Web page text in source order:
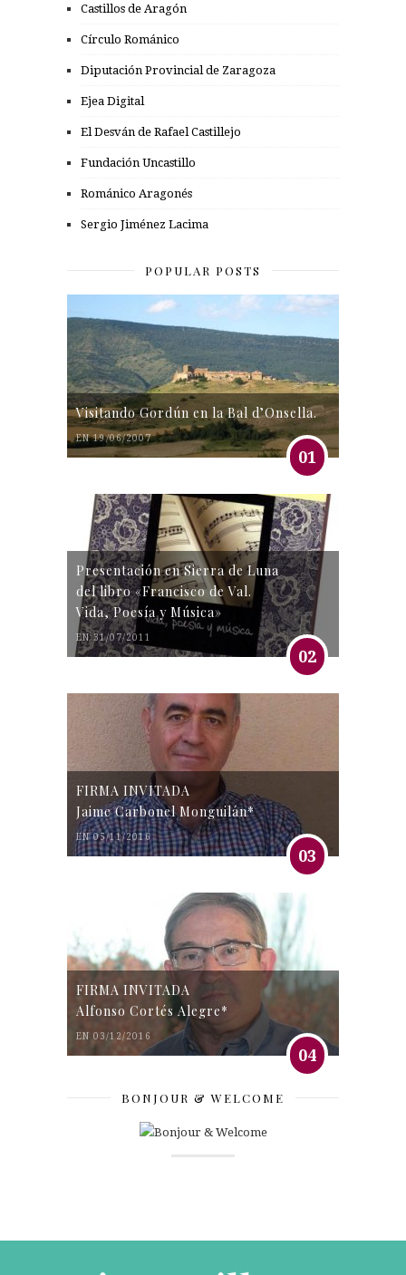
Castillos de Aragón
Círculo Románico
Diputación Provincial de Zaragoza
Ejea Digital
El Desván de Rafael Castillejo
Fundación Uncastillo
Románico Aragonés
Sergio Jiménez Lacima
POPULAR POSTS
Visitando Gordún en la Bal d’Onsella.
EN 19/06/2007
01
Presentación en Sierra de Luna
del libro «Francisco de Val.
Vida, Poesía y Música»
EN 31/07/2011
02
FIRMA INVITADA
Jaime Carbonel Monguilán*
EN 05/11/2016
03
FIRMA INVITADA
Alfonso Cortés Alegre*
EN 03/12/2016
04
BONJOUR & WELCOME